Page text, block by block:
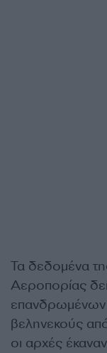
Τα δεδομένα
Αεροπορίας
βεληνεκούς
οι αρχές